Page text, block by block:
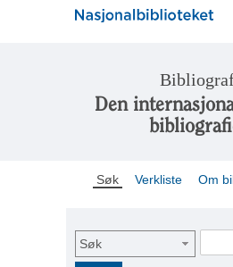
Den
Søk Verkliste Om
Søk